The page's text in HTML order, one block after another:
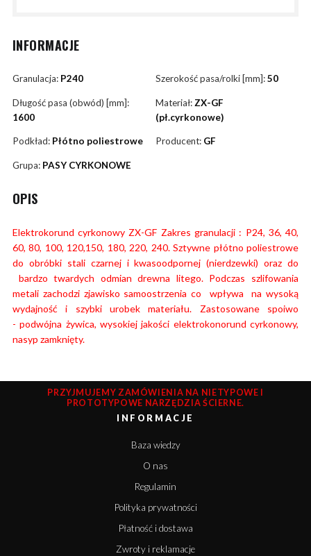
INFORMACJE
Granulacja: P240 Szerokość pasa/rolki [mm]:50
Długość pasa (obwód) [mm]:
1600
Materiał: ZX-GF
(pł.cyrkonowe)
Podkład: Płótno poliestrowe Producent: GF
Grupa: PASY CYRKONOWE
OPIS
Elektrokorund cyrkonowy ZX-GF Zakres granulacji : P24, 36, 40,
60, 80, 100, 120,150, 180, 220, 240. Sztywne płótno poliestrowe
do obróbki stali czarnej i kwasoodpornej (nierdzewki) oraz do
bardzo twardych odmian drewna litego. Podczas szlifowania
metali zachodzi zjawisko samoostrzenia co wpływa na wysoką
wydajność i szybki urobek materiału. Zastosowane spoiwo
- podwójna żywica, wysokiej jakości elektrokonorund cyrkonowy,
nasyp zamknięty.
PRZYJMUJEMY ZAMÓWIENIA NA NIETYPOWE I
PROTOTYPOWE NARZĘDZIA ŚCIERNE.
INFORMACJE
Baza wiedzy
O nas
Regulamin
Polityka prywatności
Płatność i dostawa
Zwroty i reklamacje